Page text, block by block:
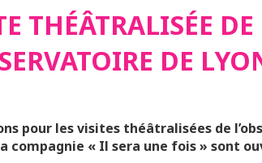
THÉÂTRALISÉE DE
DE
pour les visites théâtralisées de
compagnie « Il sera une fois » sont